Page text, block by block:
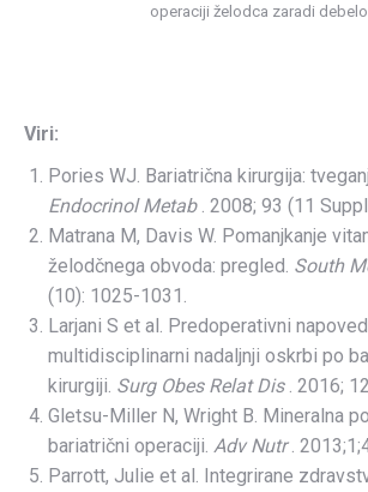
operaciji želodca zaradi
Viri:
Pories WJ. Bariatrična kirurgija:
Endocrinol Metab. 2008; 93 (11
Matrana M, Davis W. Pomanjkanje
želodčnega obvoda: pregled. South
(10): 1025-1031.
Larjani S et al. Predoperativni
multidisciplinarni nadaljnji oskrbi po
kirurgiji. Surg Obes Relat Dis. 2016;
Gletsu-Miller N, Wright B. Mineralna
bariatrični operaciji. Adv Nutr.
Parrott, Julie et al. Integrirane